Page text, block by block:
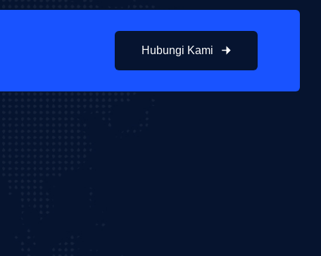
Hubungi Kami